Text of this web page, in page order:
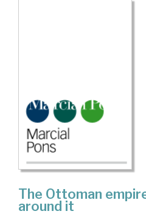
The Ottoman
around it